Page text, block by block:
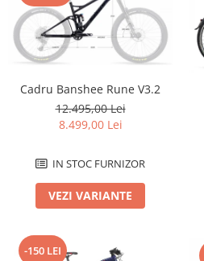
Manșoane și ghidolină
Ghidolină
Accesorii
Pedale
Pinioane
Roți spate
Accesorii roți
Cadru Banshee Rune V3.2
12.495,00 Lei
8.499,00 Lei
IN STOC FURNIZOR
VEZI VARIANTE
-150 LEI